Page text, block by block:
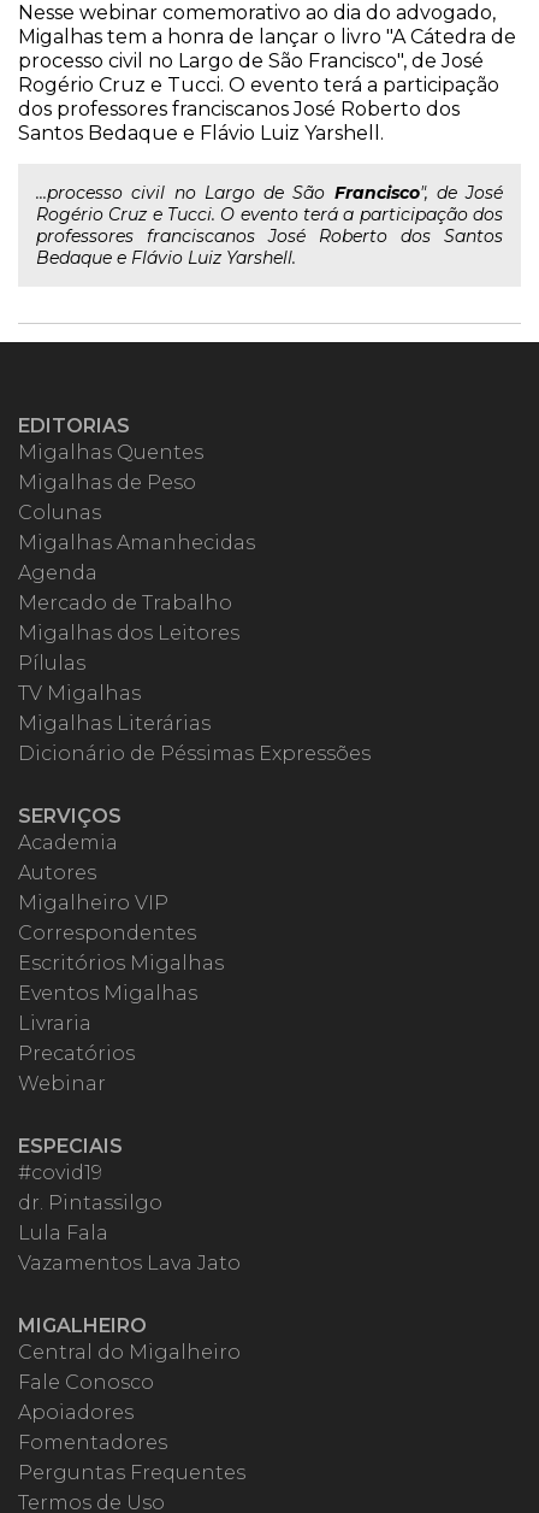
Nesse webinar comemorativo ao dia do advogado,
Migalhas tem a honra de lançar o livro "A Cátedra de
processo civil no Largo de São Francisco", de José
Rogério Cruz e Tucci. O evento terá a participação
dos professores franciscanos José Roberto dos
Santos Bedaque e Flávio Luiz Yarshell.
...processo civil no Largo de São Francisco", de José
Rogério Cruz e Tucci. O evento terá a participação dos
professores franciscanos José Roberto dos Santos
Bedaque e Flávio Luiz Yarshell.
EDITORIAS
Migalhas Quentes
Migalhas de Peso
Colunas
Migalhas Amanhecidas
Agenda
Mercado de Trabalho
Migalhas dos Leitores
Pílulas
TV Migalhas
Migalhas Literárias
Dicionário de Péssimas Expressões
SERVIÇOS
Academia
Autores
Migalheiro VIP
Correspondentes
Escritórios Migalhas
Eventos Migalhas
Livraria
Precatórios
Webinar
ESPECIAIS
#covid19
dr. Pintassilgo
Lula Fala
Vazamentos Lava Jato
MIGALHEIRO
Central do Migalheiro
Fale Conosco
Apoiadores
Fomentadores
Perguntas Frequentes
Termos de Uso